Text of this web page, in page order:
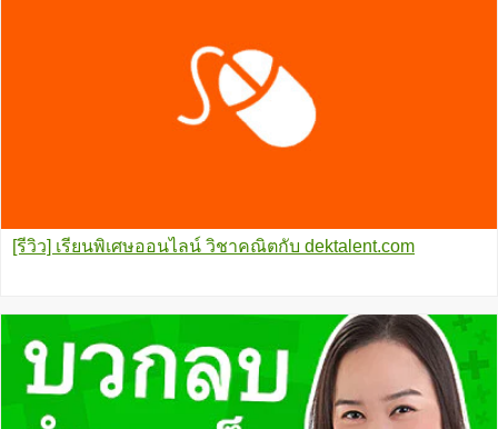
[รีวิว] เรียนพิเศษออนไลน์ วิชาคณิตกับ dektalent.com